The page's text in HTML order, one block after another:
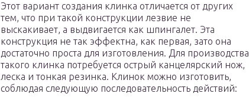
Этот вариант создания клинка отличается от других
тем, что при такой конструкции лезвие не
выскакивает, а выдвигается как шпингалет. Эта
конструкция не так эффектна, как первая, зато она
достаточно проста для изготовления. Для производства
такого клинка потребуется острый канцелярский нож,
леска и тонкая резинка. Клинок можно изготовить,
соблюдая следующую последовательность действий: